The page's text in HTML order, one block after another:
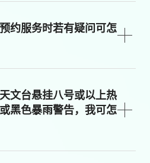
约服务时若有疑问可怎
文台悬挂八号或以上热
黑色暴雨警告，我可怎